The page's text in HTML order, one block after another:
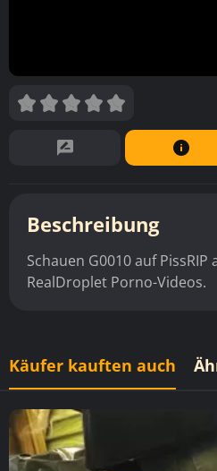
Beschreibung
Schauen G0010 auf PissRIP
RealDroplet Porno-Videos.
Käufer kauften auch